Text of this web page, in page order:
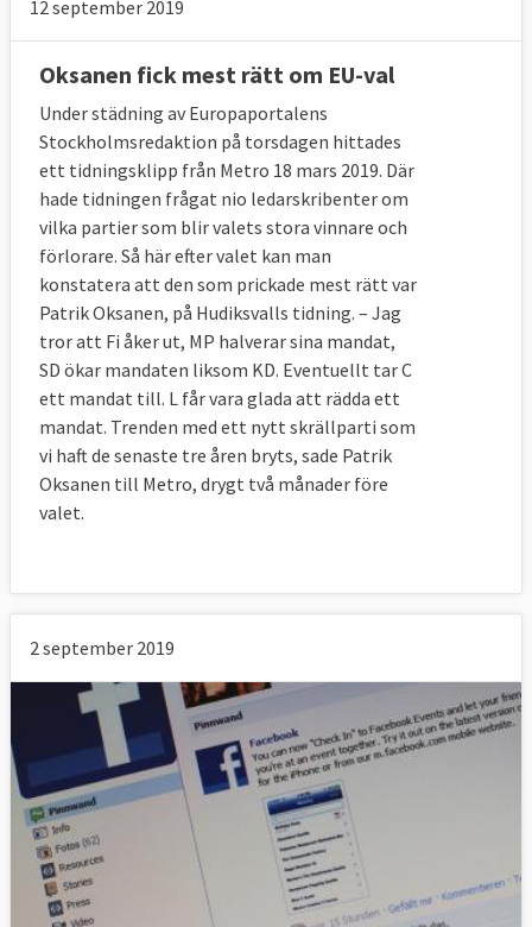
12 september 2019
Oksanen fick mest rätt om EU-val
Under städning av Europaportalens
Stockholmsredaktion på torsdagen hittades
ett tidningsklipp från Metro 18 mars 2019. Där
hade tidningen frågat nio ledarskribenter om
vilka partier som blir valets stora vinnare och
förlorare. Så här efter valet kan man
konstatera att den som prickade mest rätt var
Patrik Oksanen, på Hudiksvalls tidning. – Jag
tror att Fi åker ut, MP halverar sina mandat,
SD ökar mandaten liksom KD. Eventuellt tar C
ett mandat till. L får vara glada att rädda ett
mandat. Trenden med ett nytt skrällparti som
vi haft de senaste tre åren bryts, sade Patrik
Oksanen till Metro, drygt två månader före
valet.
2 september 2019